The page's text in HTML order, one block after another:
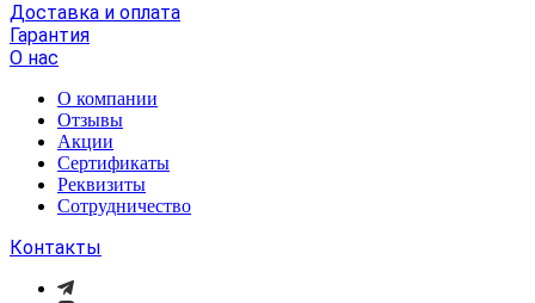
Доставка и оплата
Гарантия
О нас
О компании
Отзывы
Акции
Cертификаты
Реквизиты
Сотрудничество
Контакты